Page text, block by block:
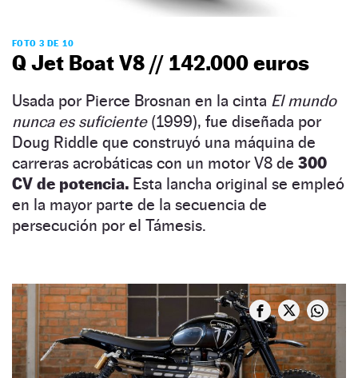
FOTO 3 DE 10
Q Jet Boat V8 // 142.000 euros
Usada por Pierce Brosnan en la cinta El mundo
nunca es suficiente(1999), fue diseñada por
Doug Riddle que construyó una máquina de
carreras acrobáticas con un motor V8 de 300
CV de potencia. Esta lancha original se empleó
en la mayor parte de la secuencia de
persecución por el Támesis.